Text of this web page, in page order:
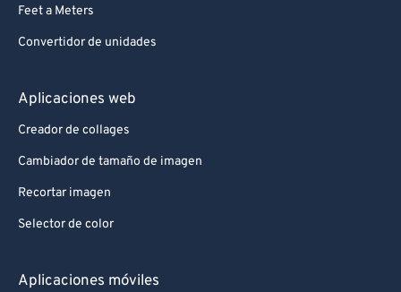
Feet a Meters
Convertidor de unidades
Aplicaciones web
Creador de collages
Cambiador de tamaño de imagen
Recortar imagen
Selector de color
Aplicaciones móviles